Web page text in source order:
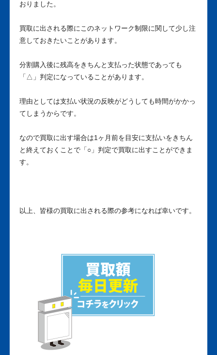
おりました。
買取に出される際にこのネットワーク制限に関して少し注
意しておきたいことがあります。
分割購入後に残高をきちんと支払った状態であっても
「△」判定になっていることがあります。
理由としては支払い状況の反映がどうしても時間がかかっ
てしまうからです。
なので買取に出す場合は1ヶ月前を目安に支払いをきちん
と終えておくことで「○」判定で買取に出すことができま
す。
以上、皆様の買取に出される際の参考になれば幸いです。